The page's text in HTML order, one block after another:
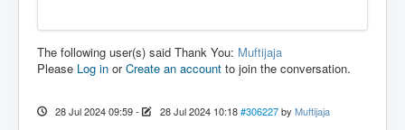
The following user(s) said Thank You: Muftijaja
Please Log in orCreate an account to join the conversation.
28 Jul 2024 09:59- 28 Jul 2024 10:18 #306227 by Muftijaja